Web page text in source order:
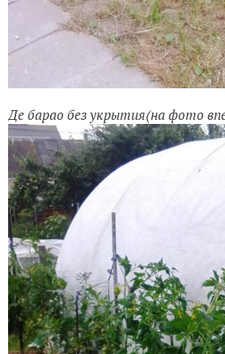
Де барао без укрытия(на фото